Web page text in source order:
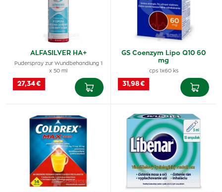
ALFASILVER HA+
Puderspray zur Wundbehandlung 1
x 50 ml
27,34 €
GS Coenzym Lipo Q10 60
mg
cps 1x60 ks
31,98 €